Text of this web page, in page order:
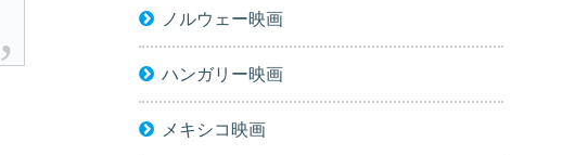
ノルウェー映画
ハンガリー映画
メキシコ映画